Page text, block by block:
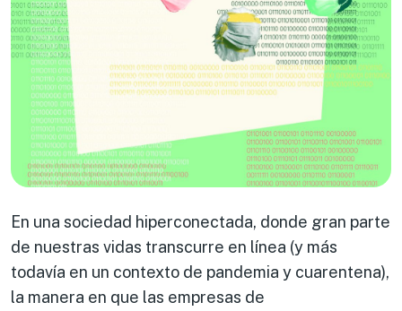
En una sociedad hiperconectada, donde gran parte
de nuestras vidas transcurre en línea (y más
todavía en un contexto de pandemia y cuarentena),
la manera en que las empresas de